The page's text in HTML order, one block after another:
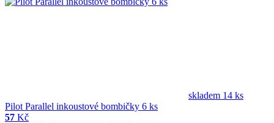
skladem 14 ks
Pilot Parallel inkoustové bombičky 6 ks
57 Kč